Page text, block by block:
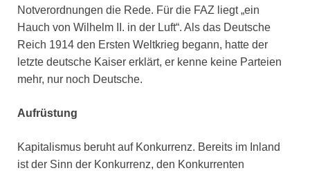
Notverordnungen die Rede. Für die FAZ liegt „ein
Hauch von Wilhelm II. in der Luft“. Als das Deutsche
Reich 1914 den Ersten Weltkrieg begann, hatte der
letzte deutsche Kaiser erklärt, er kenne keine Parteien
mehr, nur noch Deutsche.
Aufrüstung
Kapitalismus beruht auf Konkurrenz. Bereits im Inland
ist der Sinn der Konkurrenz, den Konkurrenten